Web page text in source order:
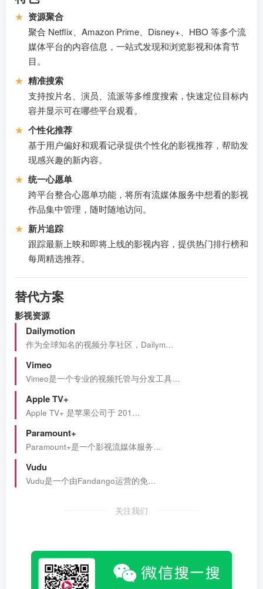
★ 资源聚合
聚合 Netflix、Amazon Prime、Disney+、HBO 等多个流
媒体平台的内容信息，一站式发现和浏览影视和体育节
目。
★ 精准搜索
支持按片名、演员、流派等多维度搜索，快速定位目标内
容并显示可在哪些平台观看。
★ 个性化推荐
基于用户偏好和观看记录提供个性化的影视推荐，帮助发
现感兴趣的新内容。
★ 统一心愿单
跨平台整合心愿单功能，将所有流媒体服务中想看的影视
作品集中管理，随时随地访问。
★ 新片追踪
跟踪最新上映和即将上线的影视内容，提供热门排行榜和
每周精选推荐。
替代方案
影视资源
Dailymotion
作为全球知名的视频分享社区，Dailym…
Vimeo
Vimeo是一个专业的视频托管与分发工具…
Apple TV+
Apple TV+ 是苹果公司于 201…
Paramount+
Paramount+是一个影视流媒体服务…
Vudu
Vudu是一个由Fandango运营的免…
关注我们